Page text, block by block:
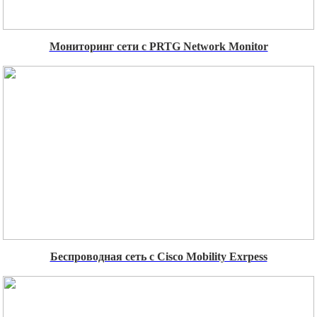
Мониторинг сети с PRTG Network Monitor
Беспроводная сеть с Cisco Mobility Exrpess